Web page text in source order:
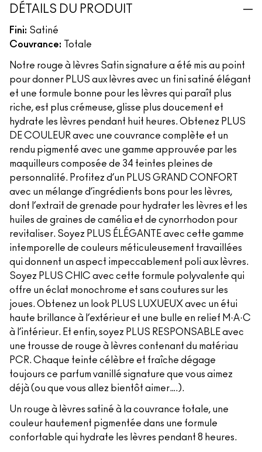
DÉTAILS DU PRODUIT
Fini: Satiné
Couvrance:
Totale
Notre rouge à lèvres Satin signature a été mis au point
pour donner PLUS aux lèvres avec un fini satiné élégant
et une formule bonne pour les lèvres qui paraît plus
riche, est plus crémeuse, glisse plus doucement et
hydrate les lèvres pendant huit heures. Obtenez PLUS
DE COULEUR avec une couvrance complète et un
rendu pigmenté avec une gamme approuvée par les
maquilleurs composée de 34 teintes pleines de
personnalité. Profitez d’un PLUS GRAND CONFORT
avec un mélange d’ingrédients bons pour les lèvres,
dont l’extrait de grenade pour hydrater les lèvres et les
huiles de graines de camélia et de cynorrhodon pour
revitaliser. Soyez PLUS ÉLÉGANTE avec cette gamme
intemporelle de couleurs méticuleusement travaillées
qui donnent un aspect impeccablement poli aux lèvres.
Soyez PLUS CHIC avec cette formule polyvalente qui
offre un éclat monochrome et sans coutures sur les
joues. Obtenez un look PLUS LUXUEUX avec un étui
haute brillance à l’extérieur et une bulle en relief M·A·C
à l’intérieur. Et enfin, soyez PLUS RESPONSABLE avec
une trousse de rouge à lèvres contenant du matériau
PCR. Chaque teinte célèbre et fraîche dégage
toujours ce parfum vanillé signature que vous aimez
déjà (ou que vous allez bientôt aimer….).
Un rouge à lèvres satiné à la couvrance totale, une
couleur hautement pigmentée dans une formule
confortable qui hydrate les lèvres pendant 8 heures.